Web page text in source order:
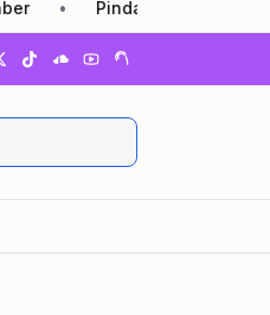
• Pindamonhangaba lança